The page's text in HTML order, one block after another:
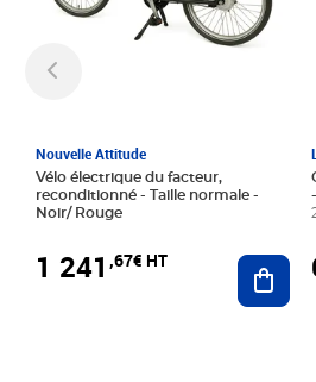
Nouvelle Attitude
Vélo électrique du facteur,
reconditionné - Taille normale -
Noir/ Rouge
1 241 ,67€ HT